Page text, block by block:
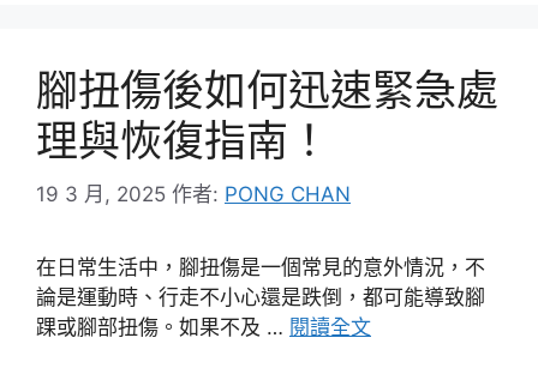
腳扭傷後如何迅速緊急處
理與恢復指南！
19 3 月, 2025 作者: PONG CHAN
在日常生活中，腳扭傷是一個常見的意外情況，不
論是運動時、行走不小心還是跌倒，都可能導致腳
踝或腳部扭傷。如果不及 … 閱讀全文